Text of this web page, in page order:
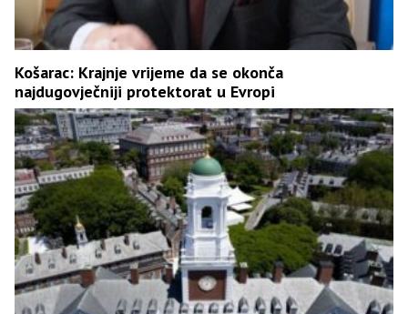
Košarac: Krajnje vrijeme da se okonča
najdugovječniji protektorat u Evropi